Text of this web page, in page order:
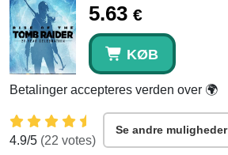
5.63 €
KØB
Betalinger accepteres verden over 🌍
4.9/5 (22 votes)
Se andre muligheder